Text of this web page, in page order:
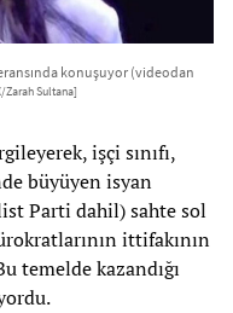
konuşuyor (videodan
Zarah Sultana]
işçi sınıfı,
büyüyen isyan
Parti dahil) sahte sol
ittifakının
temelde kazandığı